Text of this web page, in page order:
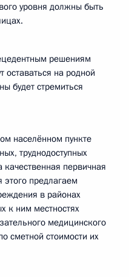
уровня должны быть
решениям
оставаться на родной
будет стремиться
населённом пункте
труднодоступных
первичная
предлагаем
в районах
к ним местностях
медицинского
сметной стоимости их